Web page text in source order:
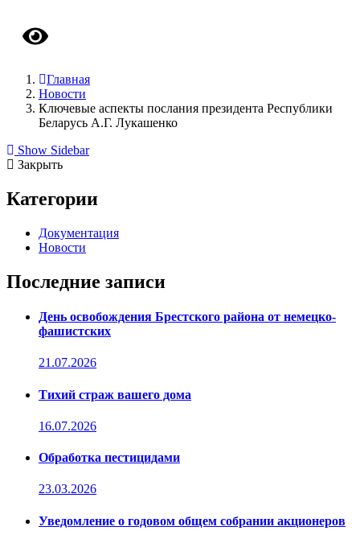
Версия сайта для слабовидящих
Главная
Новости
Ключевые аспекты послания президента Республики
Беларусь А.Г. Лукашенко
Show Sidebar
Закрыть
Категории
Документация
Новости
Последние записи
День освобождения Брестского района от немецко-
фашистских
21.07.2026
Тихий страж вашего дома
16.07.2026
Обработка пестицидами
23.03.2026
Уведомление о годовом общем собрании акционеров